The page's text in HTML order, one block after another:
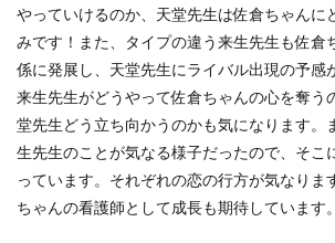
やっていけるのか、天堂先生は佐倉ちゃんに
みです！また、タイプの違う来生先生も佐倉
係に発展し、天堂先生にライバル出現の予感
来生先生がどうやって佐倉ちゃんの心を奪う
堂先生どう立ち向かうのかも気になります。
生先生のことが気なる様子だったので、そこ
っています。それぞれの恋の行方が気なりま
ちゃんの看護師として成長も期待しています。